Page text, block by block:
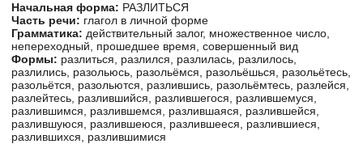
Начальная форма: РАЗЛИТЬСЯ
Часть речи: глагол в личной форме
Грамматика: действительный залог, множественное число,
непереходный, прошедшее время, совершенный вид
Формы: разлиться, разлился, разлилась, разлилось,
разлились, разольюсь, разольёмся, разольёшься, разольётесь,
разольётся, разольются, разлившись, разольёмтесь, разлейся,
разлейтесь, разлившийся, разлившегося, разлившемуся,
разлившимся, разлившемся, разлившаяся, разлившейся,
разлившуюся, разлившеюся, разлившееся, разлившиеся,
разлившихся, разлившимися